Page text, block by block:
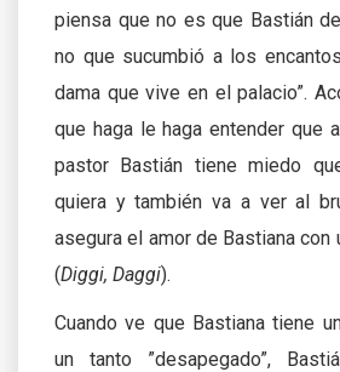
piensa que no es que Bastián
no que sucumbió a los
dama que vive en el palacio”.
que haga le haga entender que
pastor Bastián tiene miedo
quiera y también va a ver al
asegura el amor de Bastiana con
(Diggi, Daggi).
Cuando ve que Bastiana tiene
un tanto ”desapegado”,